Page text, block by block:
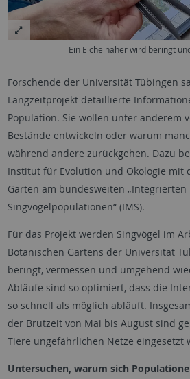
Ein Eichelhäher wird beringt
Forschende der Universität Tübingen
Langzeitprojekt detaillierte
Population. Sie wollen unter anderem
Bestände entwickeln oder warum
während andere zurückgehen. Dazu
Institut für Evolution und Ökologie mit
Garten am bundesweiten
Singvogelpopulationen“ (IMS).
Für das Projekt werden Singvögel im
Botanischen Gartens der Universität
beringt, vermessen und umgehend
Abläufe sind so optimiert, dass die
so schnell als möglich abläuft.
der Brutzeit von Mai bis August sind
Tiere ungefährlichen Netze eingesetzt
Untersuchen, warum sich